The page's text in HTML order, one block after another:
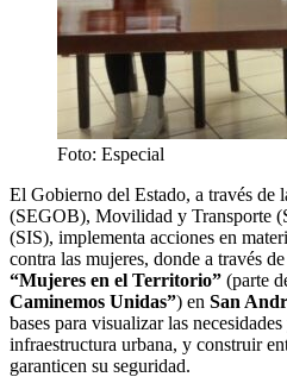
Foto: Especial
El Gobierno del Estado, a través de
(SEGOB), Movilidad y Transporte
(SIS), implementa acciones en
contra las mujeres, donde a través
“Mujeres en el Territorio” (parte
Caminemos Unidas”) en San
bases para visualizar las
infraestructura urbana, y construir
garanticen su seguridad.